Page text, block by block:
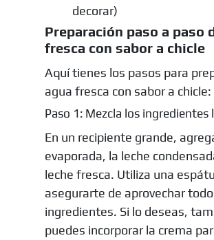
decorar)
Preparación paso a paso
fresca con sabor a chicle
Aquí tienes los pasos para
agua fresca con sabor a chicle:
Paso 1: Mezcla los ingredientes
En un recipiente grande,
evaporada, la leche
leche fresca. Utiliza una
asegurarte de aprovechar
ingredientes. Si lo deseas,
puedes incorporar la crema